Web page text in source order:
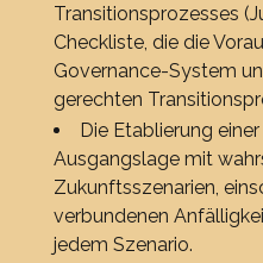
Transitionsprozesses
Checkliste, die die
Governance-System
gerechten
Die Etablierung
Ausgangslage mit
Zukunftsszenarien,
verbundenen
jedem Szenario.